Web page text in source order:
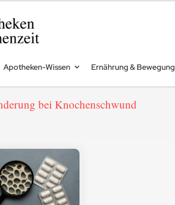
Apotheken-Wissen Ernährung & Bewegung
bei Knochenschwund